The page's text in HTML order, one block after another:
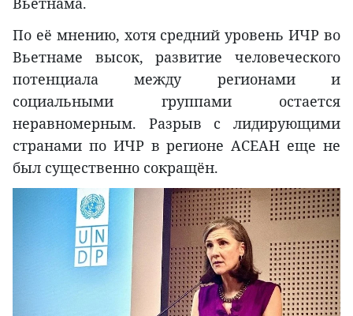
По её мнению, хотя средний уровень ИЧР во
Вьетнаме высок, развитие человеческого
потенциала между регионами и
социальными группами остается
неравномерным. Разрыв с лидирующими
странами по ИЧР в регионе АСЕАН еще не
был существенно сокращён.